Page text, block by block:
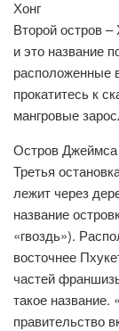
Хонг
Второй остров –
и это название
расположенные
прокатитесь к
мангровые
Остров
Третья
лежит через
название
«гвоздь»).
восточнее
частей
такое название.
правительство